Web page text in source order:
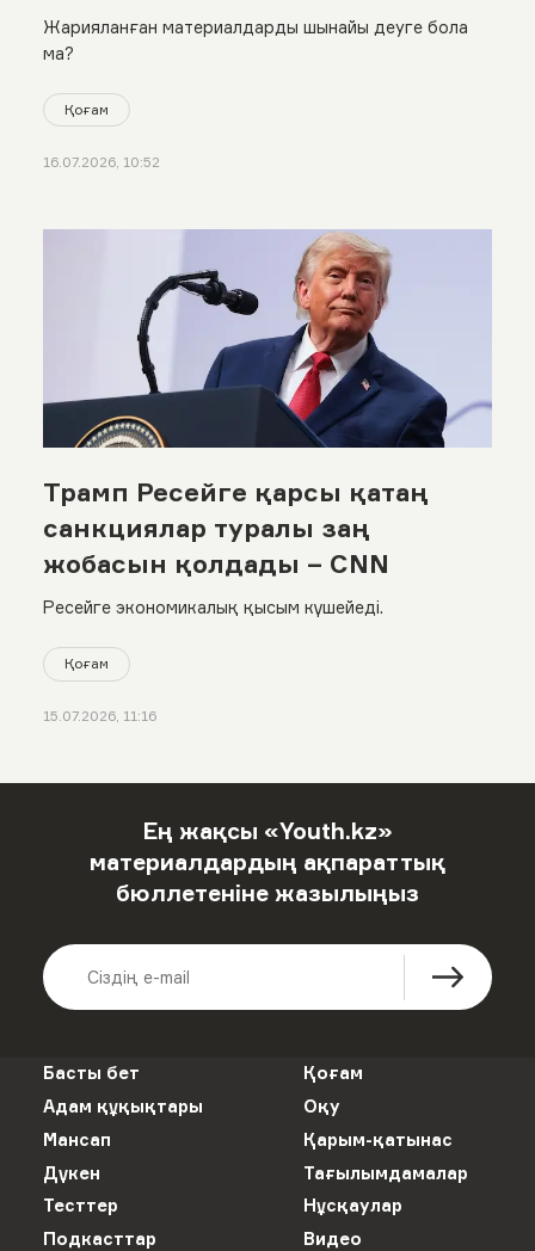
және журналистің өзі не дейді?
Жарияланған материалдарды шынайы деуге бола
ма?
Қоғам
16.07.2026, 10:52
Трамп Ресейге қарсы қатаң
санкциялар туралы заң
жобасын қолдады – CNN
Ресейге экономикалық қысым күшейеді.
Қоғам
15.07.2026, 11:16
Ең жақсы «Youth.kz»
материалдардың ақпараттық
бюллетеніне жазылыңыз
Басты бет
Қоғам
Адам құқықтары
Оқу
Мансап
Қарым-қатынас
Дүкен
Тағылымдамалар
Тесттер
Нұсқаулар
Подкасттар
Видео